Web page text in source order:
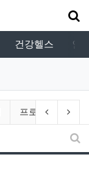
건강헬스 인
프로젝트이전 그룹
다
새